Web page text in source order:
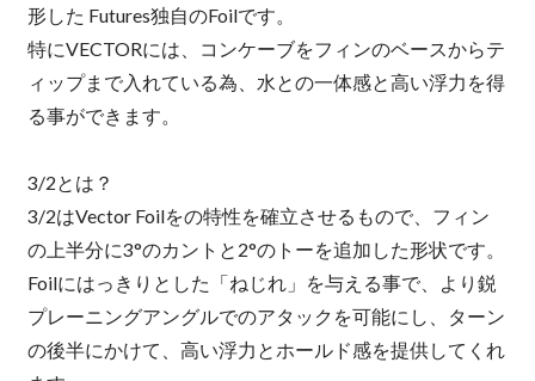
形した Futures独自のFoilです。
特にVECTORには、コンケーブをフィンのベースからテ
ィップまで入れている為、水との一体感と高い浮力を得
る事ができます。
3/2とは？
3/2はVector Foilをの特性を確立させるもので、フィン
の上半分に3°のカントと2°のトーを追加した形状です。
Foilにはっきりとした「ねじれ」を与える事で、より鋭
プレーニングアングルでのアタックを可能にし、ターン
の後半にかけて、高い浮力とホールド感を提供してくれ